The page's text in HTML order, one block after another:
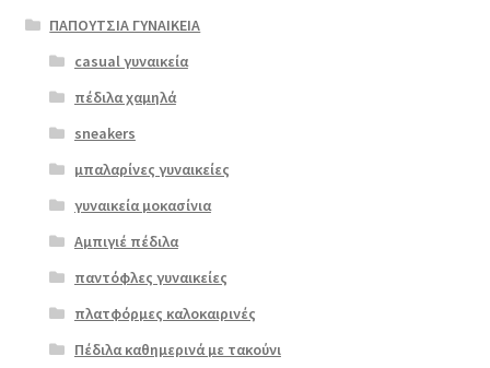
ΠΑΠΟΥΤΣΙΑ ΓΥΝΑΙΚΕΙΑ
casual γυναικεία
πέδιλα χαμηλά
sneakers
μπαλαρίνες γυναικείες
γυναικεία μοκασίνια
Αμπιγιέ πέδιλα
παντόφλες γυναικείες
πλατφόρμες καλοκαιρινές
Πέδιλα καθημερινά με τακούνι